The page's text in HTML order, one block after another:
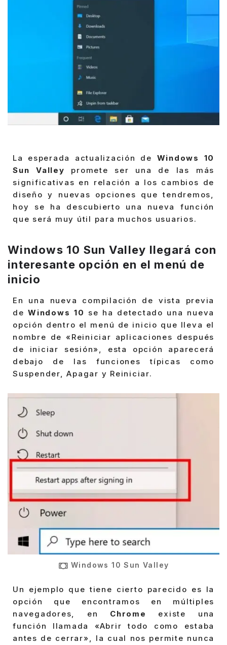
La esperada actualización de Windows 10
Sun Valley promete ser una de las más
significativas en relación a los cambios de
diseño y nuevas opciones que tendremos,
hoy se ha descubierto una nueva función
que será muy útil para muchos usuarios.
Windows 10 Sun Valley llegará con
interesante opción en el menú de
inicio
En una nueva compilación de vista previa
deWindows 10 se ha detectado una nueva
opción dentro el menú de inicio que lleva el
nombre de «Reiniciar aplicaciones después
de iniciar sesión», esta opción aparecerá
debajo de las funciones típicas como
Suspender, Apagar y Reiniciar.
Windows 10 Sun Valley
Un ejemplo que tiene cierto parecido es la
opción que encontramos en múltiples
navegadores, en Chrome existe una
función llamada «Abrir todo como estaba
antes de cerrar», la cual nos permite nunca